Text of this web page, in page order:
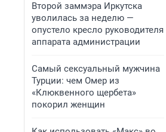
Второй заммэра Иркутска
уволилась за неделю —
опустело кресло руководителя
аппарата администрации
Самый сексуальный мужчина
Турции: чем Омер из
«Клюквенного щербета»
покорил женщин